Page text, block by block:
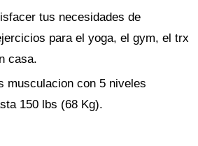
tus necesidades de
para el yoga, el gym, el trx
casa.
musculacion con 5 niveles
150 lbs (68 Kg).